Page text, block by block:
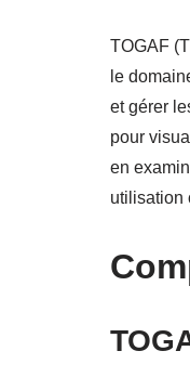
TOGAF
le
et gérer
pour
en
utilisation